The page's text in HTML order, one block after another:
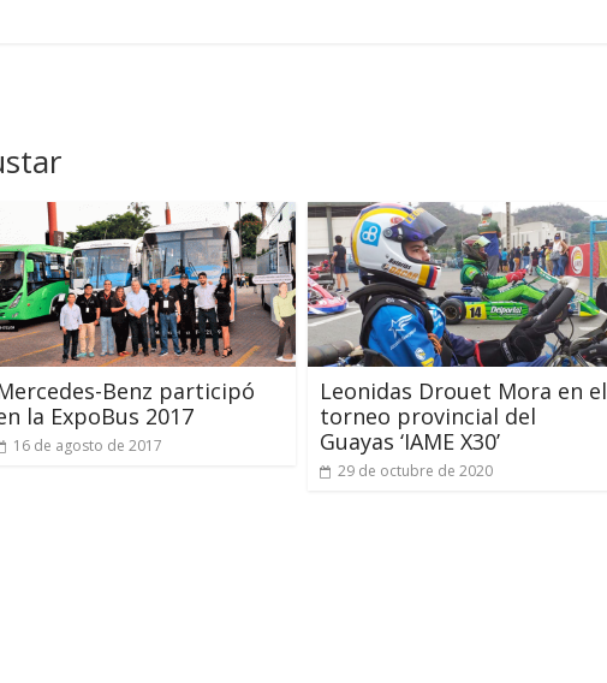
Benz participó
la ExpoBus 2017
16 de agosto de 2017
Leonidas Drouet Mora en el
torneo provincial del
Guayas ‘IAME X30’
29 de octubre de 2020